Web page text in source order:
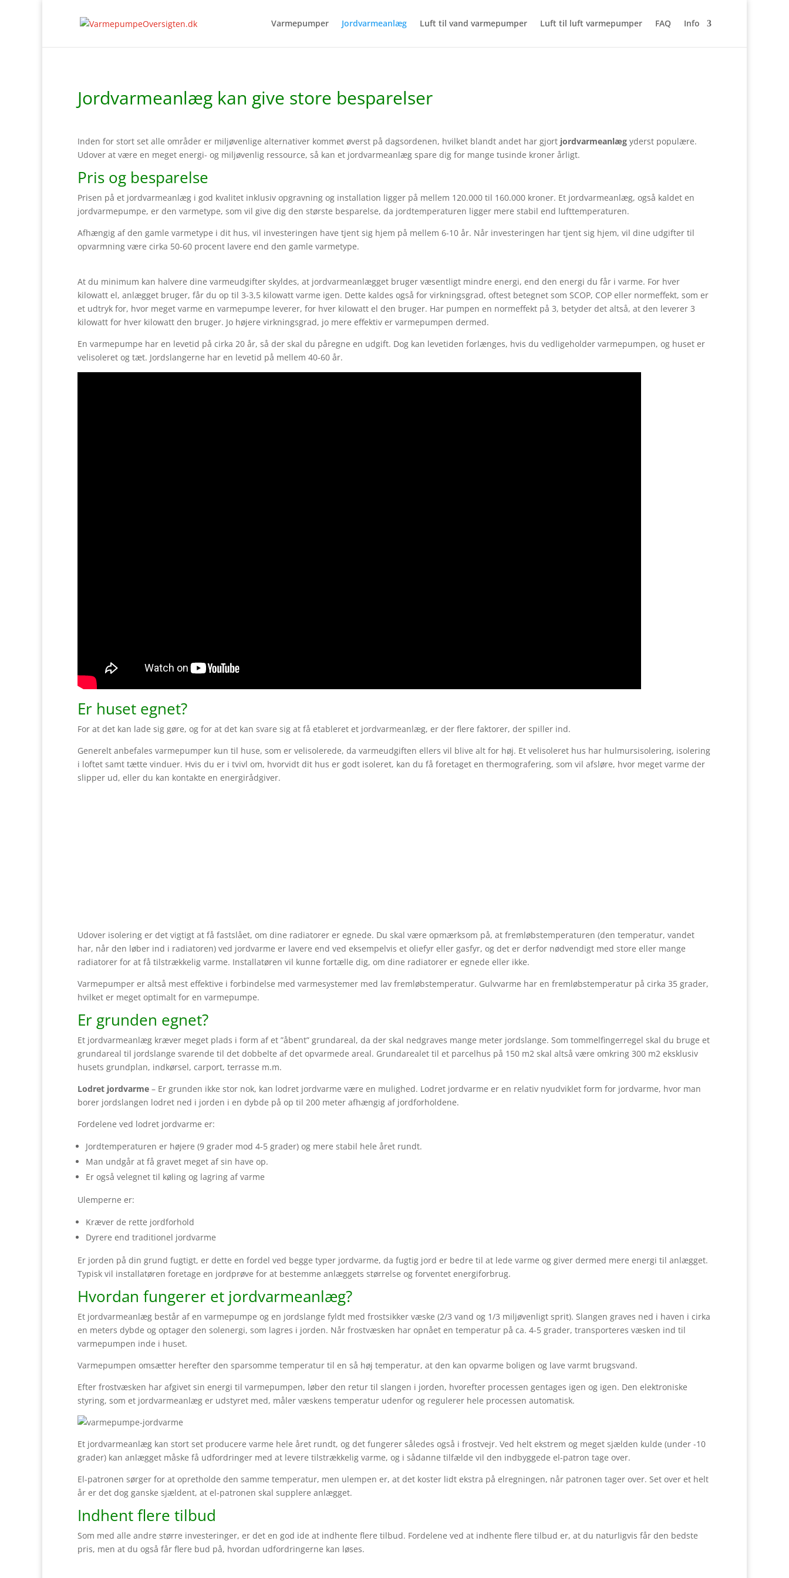
Varmepumper Jordvarmeanlæg Luft til vand varmepumper Luft til luft varmepumper FAQ Info
Jordvarmeanlæg kan give store besparelser
Inden for stort set alle områder er miljøvenlige alternativer kommet øverst på dagsordenen, hvilket blandt andet har gjort jordvarmeanlæg yderst populære.
Udover at være en meget energi- og miljøvenlig ressource, så kan et jordvarmeanlæg spare dig for mange tusinde kroner årligt.
Pris og besparelse
Prisen på et jordvarmeanlæg i god kvalitet inklusiv opgravning og installation ligger på mellem 120.000 til 160.000 kroner. Et jordvarmeanlæg, også kaldet en
jordvarmepumpe, er den varmetype, som vil give dig den største besparelse, da jordtemperaturen ligger mere stabil end lufttemperaturen.
Afhængig af den gamle varmetype i dit hus, vil investeringen have tjent sig hjem på mellem 6-10 år. Når investeringen har tjent sig hjem, vil dine udgifter til
opvarmning være cirka 50-60 procent lavere end den gamle varmetype.
At du minimum kan halvere dine varmeudgifter skyldes, at jordvarmeanlægget bruger væsentligt mindre energi, end den energi du får i varme. For hver
kilowatt el, anlægget bruger, får du op til 3-3,5 kilowatt varme igen. Dette kaldes også for virkningsgrad, oftest betegnet som SCOP, COP eller normeffekt, som er
et udtryk for, hvor meget varme en varmepumpe leverer, for hver kilowatt el den bruger. Har pumpen en normeffekt på 3, betyder det altså, at den leverer 3
kilowatt for hver kilowatt den bruger. Jo højere virkningsgrad, jo mere effektiv er varmepumpen dermed.
En varmepumpe har en levetid på cirka 20 år, så der skal du påregne en udgift. Dog kan levetiden forlænges, hvis du vedligeholder varmepumpen, og huset er
velisoleret og tæt. Jordslangerne har en levetid på mellem 40-60 år.
Er huset egnet?
For at det kan lade sig gøre, og for at det kan svare sig at få etableret et jordvarmeanlæg, er der flere faktorer, der spiller ind.
Generelt anbefales varmepumper kun til huse, som er velisolerede, da varmeudgiften ellers vil blive alt for høj. Et velisoleret hus har hulmursisolering, isolering
i loftet samt tætte vinduer. Hvis du er i tvivl om, hvorvidt dit hus er godt isoleret, kan du få foretaget en thermografering, som vil afsløre, hvor meget varme der
slipper ud, eller du kan kontakte en energirådgiver.
Udover isolering er det vigtigt at få fastslået, om dine radiatorer er egnede. Du skal være opmærksom på, at fremløbstemperaturen (den temperatur, vandet
har, når den løber ind i radiatoren) ved jordvarme er lavere end ved eksempelvis et oliefyr eller gasfyr, og det er derfor nødvendigt med store eller mange
radiatorer for at få tilstrækkelig varme. Installatøren vil kunne fortælle dig, om dine radiatorer er egnede eller ikke.
Varmepumper er altså mest effektive i forbindelse med varmesystemer med lav fremløbstemperatur. Gulvvarme har en fremløbstemperatur på cirka 35 grader,
hvilket er meget optimalt for en varmepumpe.
Er grunden egnet?
Et jordvarmeanlæg kræver meget plads i form af et ”åbent” grundareal, da der skal nedgraves mange meter jordslange. Som tommelfingerregel skal du bruge et
grundareal til jordslange svarende til det dobbelte af det opvarmede areal. Grundarealet til et parcelhus på 150 m2 skal altså være omkring 300 m2 eksklusiv
husets grundplan, indkørsel, carport, terrasse m.m.
Lodret jordvarme – Er grunden ikke stor nok, kan lodret jordvarme være en mulighed. Lodret jordvarme er en relativ nyudviklet form for jordvarme, hvor man
borer jordslangen lodret ned i jorden i en dybde på op til 200 meter afhængig af jordforholdene.
Fordelene ved lodret jordvarme er:
Jordtemperaturen er højere (9 grader mod 4-5 grader) og mere stabil hele året rundt.
Man undgår at få gravet meget af sin have op.
Er også velegnet til køling og lagring af varme
Ulemperne er:
Kræver de rette jordforhold
Dyrere end traditionel jordvarme
Er jorden på din grund fugtigt, er dette en fordel ved begge typer jordvarme, da fugtig jord er bedre til at lede varme og giver dermed mere energi til anlægget.
Typisk vil installatøren foretage en jordprøve for at bestemme anlæggets størrelse og forventet energiforbrug.
Hvordan fungerer et jordvarmeanlæg?
Et jordvarmeanlæg består af en varmepumpe og en jordslange fyldt med frostsikker væske (2/3 vand og 1/3 miljøvenligt sprit). Slangen graves ned i haven i cirka
en meters dybde og optager den solenergi, som lagres i jorden. Når frostvæsken har opnået en temperatur på ca. 4-5 grader, transporteres væsken ind til
varmepumpen inde i huset.
Varmepumpen omsætter herefter den sparsomme temperatur til en så høj temperatur, at den kan opvarme boligen og lave varmt brugsvand.
Efter frostvæsken har afgivet sin energi til varmepumpen, løber den retur til slangen i jorden, hvorefter processen gentages igen og igen. Den elektroniske
styring, som et jordvarmeanlæg er udstyret med, måler væskens temperatur udenfor og regulerer hele processen automatisk.
Et jordvarmeanlæg kan stort set producere varme hele året rundt, og det fungerer således også i frostvejr. Ved helt ekstrem og meget sjælden kulde (under -10
grader) kan anlægget måske få udfordringer med at levere tilstrækkelig varme, og i sådanne tilfælde vil den indbyggede el-patron tage over.
El-patronen sørger for at opretholde den samme temperatur, men ulempen er, at det koster lidt ekstra på elregningen, når patronen tager over. Set over et helt
år er det dog ganske sjældent, at el-patronen skal supplere anlægget.
Indhent flere tilbud
Som med alle andre større investeringer, er det en god ide at indhente flere tilbud. Fordelene ved at indhente flere tilbud er, at du naturligvis får den bedste
pris, men at du også får flere bud på, hvordan udfordringerne kan løses.